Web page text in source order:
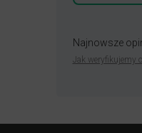
Najnowsze
Jak weryfikujemy